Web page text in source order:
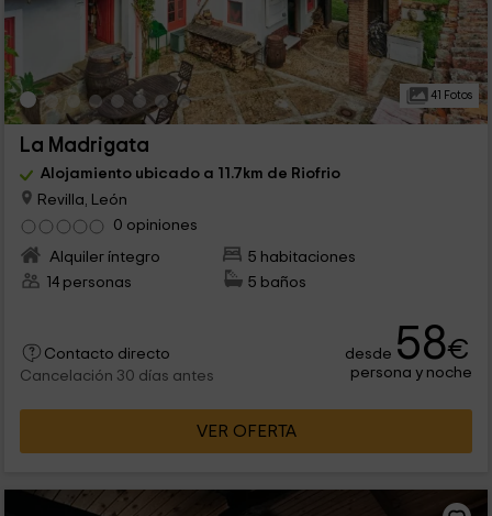
41 Fotos
La Madrigata
Alojamiento ubicado a 11.7km de Riofrio
Revilla, León
0 opiniones
Alquiler íntegro
5 habitaciones
14 personas
5 baños
Contacto directo
Cancelación 30 días antes
desde 58€
persona y noche
VER OFERTA